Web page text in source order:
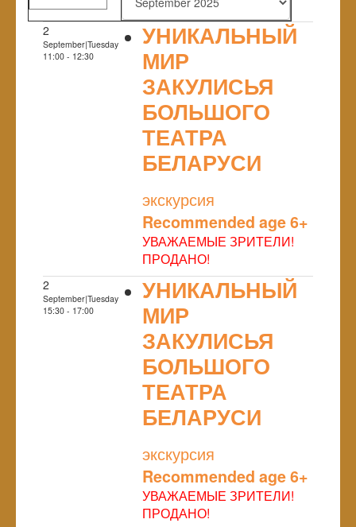
2
September|Tuesday
11:00 - 12:30
УНИКАЛЬНЫЙ
МИР
ЗАКУЛИСЬЯ
БОЛЬШОГО
ТЕАТРА
БЕЛАРУСИ
экскурсия
Recommended age 6+
УВАЖАЕМЫЕ ЗРИТЕЛИ!
ПРОДАНО!
2
September|Tuesday
15:30 - 17:00
УНИКАЛЬНЫЙ
МИР
ЗАКУЛИСЬЯ
БОЛЬШОГО
ТЕАТРА
БЕЛАРУСИ
экскурсия
Recommended age 6+
УВАЖАЕМЫЕ ЗРИТЕЛИ!
ПРОДАНО!